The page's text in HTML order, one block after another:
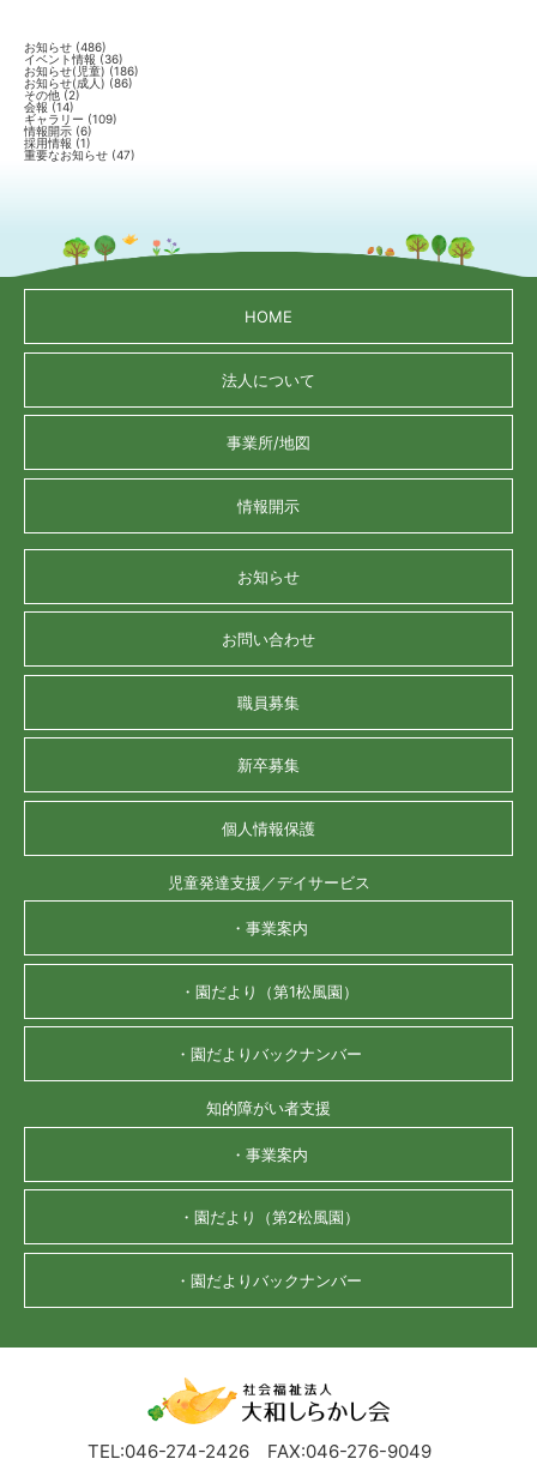
お知らせ (486)
イベント情報 (36)
お知らせ(児童) (186)
お知らせ(成人) (86)
その他 (2)
会報 (14)
ギャラリー (109)
情報開示 (6)
採用情報 (1)
重要なお知らせ (47)
HOME
法人について
事業所/地図
情報開示
お知らせ
お問い合わせ
職員募集
新卒募集
個人情報保護
児童発達支援／デイサービス
・事業案内
・園だより（第1松風園）
・園だよりバックナンバー
知的障がい者支援
・事業案内
・園だより（第2松風園）
・園だよりバックナンバー
TEL:046-274-2426 FAX:046-276-9049